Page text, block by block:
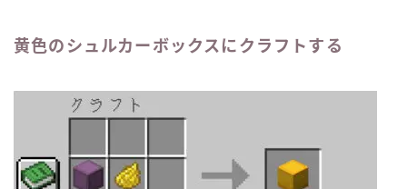
黄色のシュルカーボックスにクラフトする